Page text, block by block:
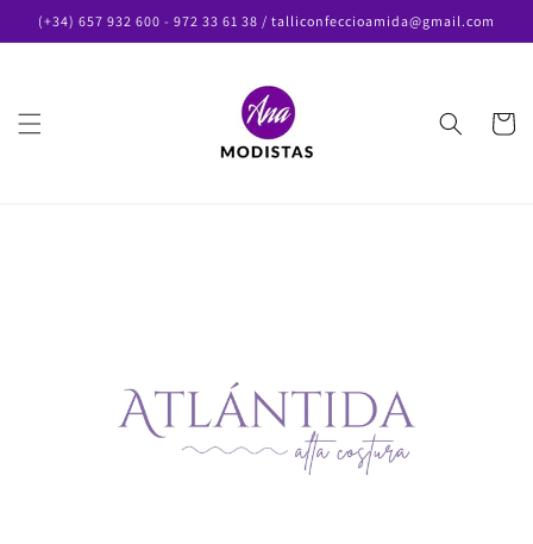
directamente
al contenido
(+34) 657 932 600 - 972 33 61 38 / talliconfeccioamida@gmail.com
Carrito